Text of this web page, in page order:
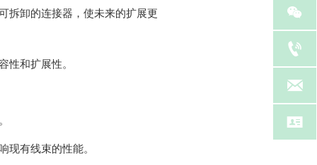
拆卸的连接器，使未来的扩展更
性和扩展性。
现有线束的性能。



